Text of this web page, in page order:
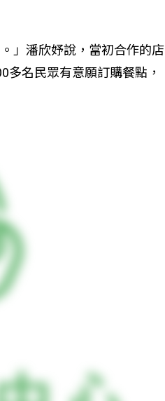
」潘欣妤說，當初合作的店
名民眾有意願訂購餐點，